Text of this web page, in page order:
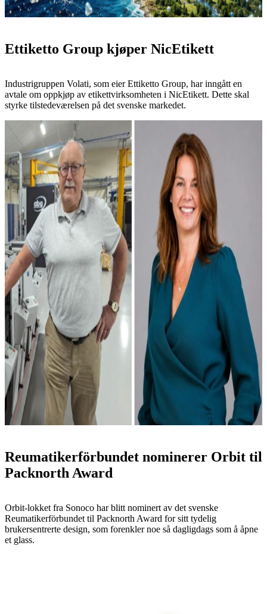
Ettiketto Group kjøper NicEtikett
Industrigruppen Volati, som eier Ettiketto Group, har inngått en
avtale om oppkjøp av etikettvirksomheten i NicEtikett. Dette skal
styrke tilstedeværelsen på det svenske markedet.
Reumatikerförbundet nominerer Orbit til
Packnorth Award
Orbit-lokket fra Sonoco har blitt nominert av det svenske
Reumatikerförbundet til Packnorth Award for sitt tydelig
brukersentrerte design, som forenkler noe så dagligdags som å åpne
et glass.